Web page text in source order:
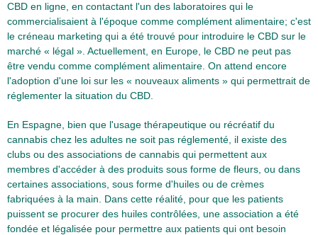
CBD en ligne, en contactant l'un des laboratoires qui le
commercialisaient à l'époque comme complément alimentaire; c'est
le créneau marketing qui a été trouvé pour introduire le CBD sur le
marché « légal ». Actuellement, en Europe, le CBD ne peut pas
être vendu comme complément alimentaire. On attend encore
l'adoption d'une loi sur les « nouveaux aliments » qui permettrait de
réglementer la situation du CBD.
En Espagne, bien que l'usage thérapeutique ou récréatif du
cannabis chez les adultes ne soit pas réglementé, il existe des
clubs ou des associations de cannabis qui permettent aux
membres d'accéder à des produits sous forme de fleurs, ou dans
certaines associations, sous forme d'huiles ou de crèmes
fabriquées à la main. Dans cette réalité, pour que les patients
puissent se procurer des huiles contrôlées, une association a été
fondée et légalisée pour permettre aux patients qui ont besoin